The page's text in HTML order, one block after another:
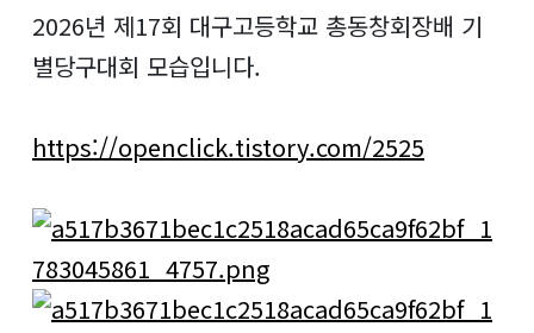
본문
2026년 제17회 대구고등학교 총동창회장배 기
별당구대회 모습입니다.
https://openclick.tistory.com/2525